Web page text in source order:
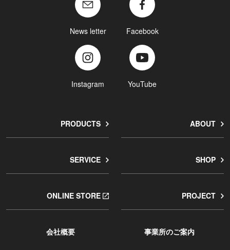
News letter Facebook
Instagram YouTube
PRODUCTS ABOUT
SERVICE SHOP
ONLINE STORE PROJECT
会社概要 事業所のご案内